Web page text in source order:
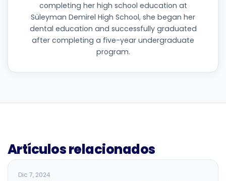
completing her high school education at
Süleyman Demirel High School, she began her
dental education and successfully graduated
after completing a five-year undergraduate
program.
Artículos relacionados
BLOG
Dic 7, 2024